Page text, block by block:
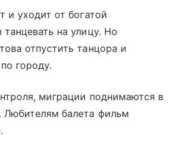
и уходит от богатой
на улицу. Но
отпустить танцора и
городу.
миграции поднимаются в
балета фильм